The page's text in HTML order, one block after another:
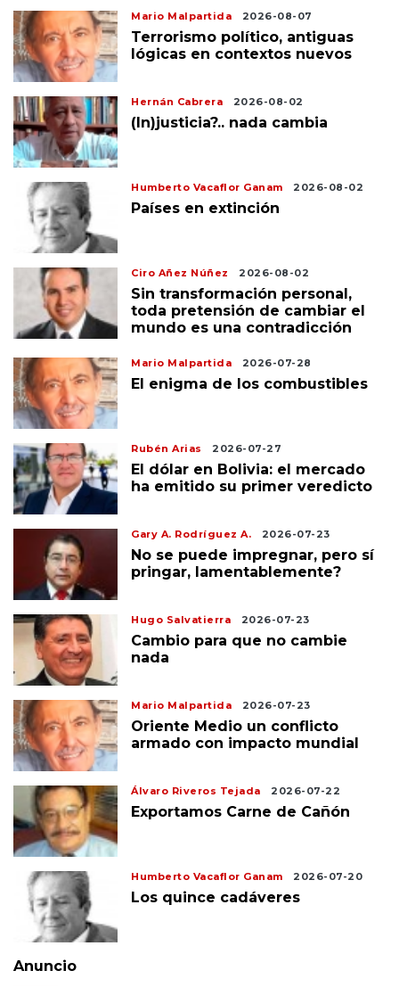
Mario Malpartida 2026-08-07
Terrorismo político, antiguas
lógicas en contextos nuevos
Hernán Cabrera 2026-08-02
(In)justicia?.. nada cambia
Humberto Vacaflor Ganam 2026-08-02
Países en extinción
Ciro Añez Núñez 2026-08-02
Sin transformación personal,
toda pretensión de cambiar el
mundo es una contradicción
Mario Malpartida 2026-07-28
El enigma de los combustibles
Rubén Arias 2026-07-27
El dólar en Bolivia: el mercado
ha emitido su primer veredicto
Gary A. Rodríguez A. 2026-07-23
No se puede impregnar, pero sí
pringar, lamentablemente?
Hugo Salvatierra 2026-07-23
Cambio para que no cambie
nada
Mario Malpartida 2026-07-23
Oriente Medio un conflicto
armado con impacto mundial
Álvaro Riveros Tejada 2026-07-22
Exportamos Carne de Cañón
Humberto Vacaflor Ganam 2026-07-20
Los quince cadáveres
Anuncio